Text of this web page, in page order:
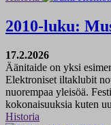
2010-luku:
17.2.2026
Äänitaide on yksi
Elektroniset iltaklubit
nuorempaa yleisöä.
kokonaisuuksia kuten
Historia